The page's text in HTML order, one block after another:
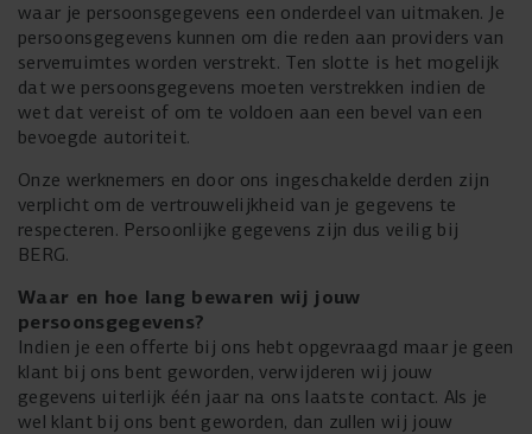
waar je persoonsgegevens een onderdeel van uitmaken. Je
persoonsgegevens kunnen om die reden aan providers van
serverruimtes worden verstrekt. Ten slotte is het mogelijk
dat we persoonsgegevens moeten verstrekken indien de
wet dat vereist of om te voldoen aan een bevel van een
bevoegde autoriteit.
Onze werknemers en door ons ingeschakelde derden zijn
verplicht om de vertrouwelijkheid van je gegevens te
respecteren. Persoonlijke gegevens zijn dus veilig bij
BERG.
Waar en hoe lang bewaren wij jouw
persoonsgegevens?
Indien je een offerte bij ons hebt opgevraagd maar je geen
klant bij ons bent geworden, verwijderen wij jouw
gegevens uiterlijk één jaar na ons laatste contact. Als je
wel klant bij ons bent geworden, dan zullen wij jouw